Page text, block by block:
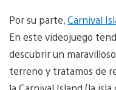
Por su parte,Carnival
En este videojuego
descubrir un
terreno y tratamos de